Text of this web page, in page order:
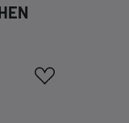
Impressum